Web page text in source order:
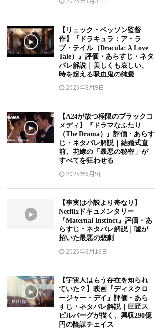
【リュック・ベッソン監督
作】『ドラキュラ：ア・ラ
ブ・テイル（Dracula: A Love
Tale）』評価・あらすじ・ネタ
バレ解説｜美しくも哀しい、
時を超える吸血鬼の純愛
2026年3月9日
【A24が放つ極限のブラックコ
メディ】『ドラマなふたり
（The Drama）』評価・あらす
じ・ネタバレ解説｜結婚式直
前、花嫁の「最悪の秘密」が
すべてを狂わせる
2026年6月9日
【事実は小説より奇なり】
Netflixドキュメンタリー
『Maternal Instinct』評価・あ
らすじ・ネタバレ解説｜嘘が
招いた最悪の悲劇
2026年6月16日
【宇宙人はもう存在を知られ
ていた？】映画『ディスクロ
ージャー・デイ』評価・あら
すじ・ネタバレ解説｜巨匠ス
ピルバーグが描く、興収290億
円の陰謀チェイス